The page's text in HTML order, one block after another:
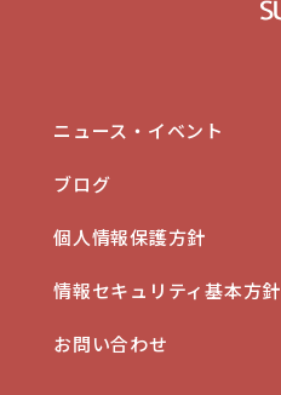
ニュース・イベント
ブログ
個人情報保護方針
情報セキュリティ基本方針
お問い合わせ